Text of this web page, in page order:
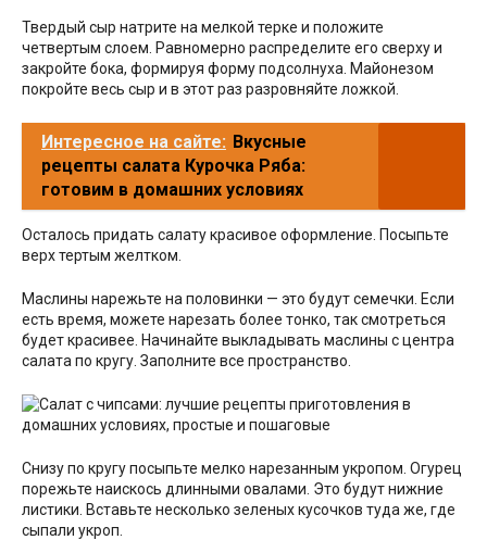
Твердый сыр натрите на мелкой терке и положите
четвертым слоем. Равномерно распределите его сверху и
закройте бока, формируя форму подсолнуха. Майонезом
покройте весь сыр и в этот раз разровняйте ложкой.
Интересное на сайте: Вкусные
рецепты салата Курочка Ряба:
готовим в домашних условиях
Осталось придать салату красивое оформление. Посыпьте
верх тертым желтком.
Маслины нарежьте на половинки — это будут семечки. Если
есть время, можете нарезать более тонко, так смотреться
будет красивее. Начинайте выкладывать маслины с центра
салата по кругу. Заполните все пространство.
Снизу по кругу посыпьте мелко нарезанным укропом. Огурец
порежьте наискось длинными овалами. Это будут нижние
листики. Вставьте несколько зеленых кусочков туда же, где
сыпали укроп.